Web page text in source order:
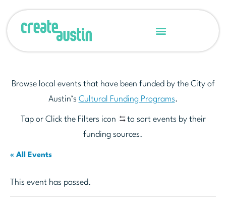
Browse local events that have been funded by the City of
Austin’s Cultural Funding Programs.
Tap or Click the Filters icon
to sort events by their
funding sources.
« All Events
This event has passed.